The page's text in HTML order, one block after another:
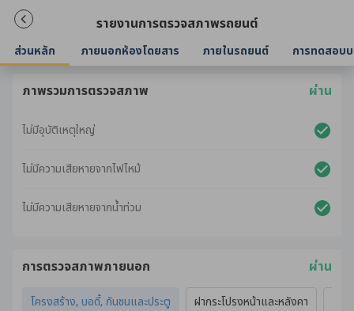
รายงานการตรวจสภาพรถยนต์
ส่วนหลัก ภายนอกห้องโดยสาร ภายในรถยนต์ การทดสอบ
ภาพรวมการตรวจสภาพ ผ่าน
ไม่มีอุบัติเหตุใหญ่
ไม่มีความเสียหายจากไฟไหม้
ไม่มีความเสียหายจากน้ำท่วม
การตรวจสภาพภายนอก ผ่าน
โครงสร้าง, บอดี้, กันชนและประตู ฝากระโปรงหน้าและหลังคา